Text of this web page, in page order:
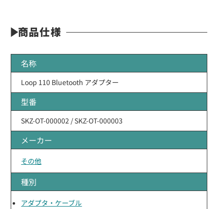
商品仕様
名称
Loop 110 Bluetooth アダプター
型番
SKZ-OT-000002 / SKZ-OT-000003
メーカー
その他
種別
アダプタ・ケーブル